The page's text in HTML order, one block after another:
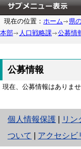
現在の位置： ホーム 県
本部
人口戦略課 公募情
公募情報
現在、公募情報はありませ
個人情報保護
と
り
リン
ついて
アクセシビ